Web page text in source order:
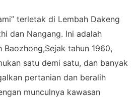
terletak di Lembah Dakeng
dan Nangang. Ini adalah
tahun 1960,
satu demi satu, dan banyak
pertanian dan beralih
munculnya kawasan